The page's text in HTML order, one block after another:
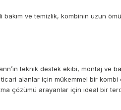
ve temizlik, kombinin uzun
teknik destek ekibi, montaj ve
alanlar için mükemmel bir kombi
çözümü arayanlar için ideal bir